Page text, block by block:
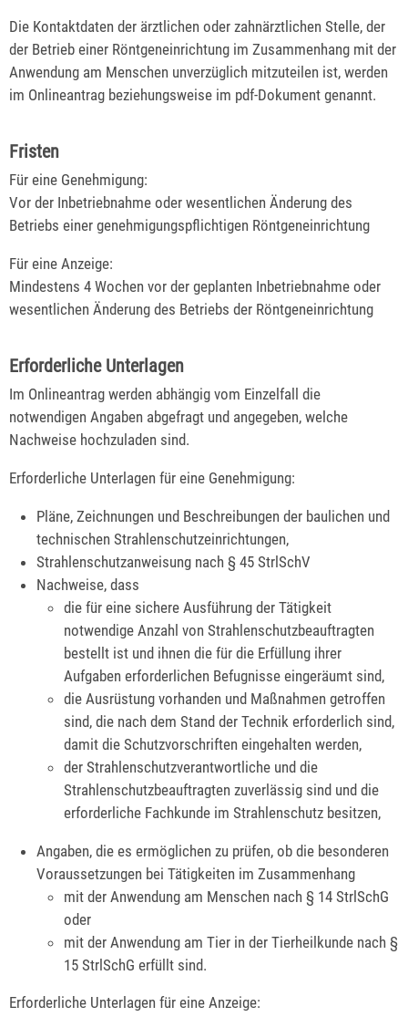
Die Kontaktdaten der ärztlichen oder zahnärztlichen Stelle, der
der Betrieb einer Röntgeneinrichtung im Zusammenhang mit der
Anwendung am Menschen unverzüglich mitzuteilen ist, werden
im Onlineantrag beziehungsweise im pdf-Dokument genannt.
Fristen
Für eine Genehmigung:
Vor der Inbetriebnahme oder wesentlichen Änderung des
Betriebs einer genehmigungspflichtigen Röntgeneinrichtung
Für eine Anzeige:
Mindestens 4 Wochen vor der geplanten Inbetriebnahme oder
wesentlichen Änderung des Betriebs der Röntgeneinrichtung
Erforderliche Unterlagen
Im Onlineantrag werden abhängig vom Einzelfall die
notwendigen Angaben abgefragt und angegeben, welche
Nachweise hochzuladen sind.
Erforderliche Unterlagen für eine Genehmigung:
Pläne, Zeichnungen und Beschreibungen der baulichen und
technischen Strahlenschutzeinrichtungen,
Strahlenschutzanweisung nach § 45 StrlSchV
Nachweise, dass
die für eine sichere Ausführung der Tätigkeit
notwendige Anzahl von Strahlenschutzbeauftragten
bestellt ist und ihnen die für die Erfüllung ihrer
Aufgaben erforderlichen Befugnisse eingeräumt sind,
die Ausrüstung vorhanden und Maßnahmen getroffen
sind, die nach dem Stand der Technik erforderlich sind,
damit die Schutzvorschriften eingehalten werden,
der Strahlenschutzverantwortliche und die
Strahlenschutzbeauftragten zuverlässig sind und die
erforderliche Fachkunde im Strahlenschutz besitzen,
Angaben, die es ermöglichen zu prüfen, ob die besonderen
Voraussetzungen bei Tätigkeiten im Zusammenhang
mit der Anwendung am Menschen nach § 14 StrlSchG
oder
mit der Anwendung am Tier in der Tierheilkunde nach §
15 StrlSchG erfüllt sind.
Erforderliche Unterlagen für eine Anzeige: